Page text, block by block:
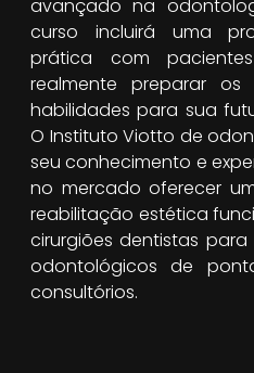
avançado na
curso incluirá uma
prática com
realmente preparar os
habilidades para sua
O Instituto Viotto de
seu conhecimento e
no mercado oferecer
reabilitação estética
cirurgiões dentistas
odontológicos de
consultórios.